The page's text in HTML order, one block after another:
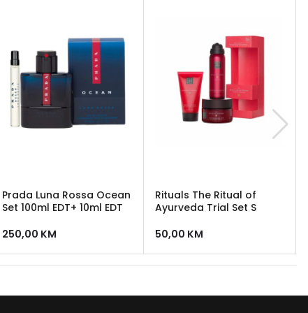
Prada Luna Rossa Ocean
Set 100ml EDT+ 10ml EDT
250,00 KM
Rituals The Ritual of
Ayurveda Trial Set S
50,00 KM